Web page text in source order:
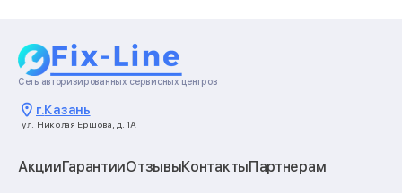
Сеть авторизированных сервисных центров
г.Казань
ул. Николая Ершова, д. 1А
АкцииГарантииОтзывыКонтактыПартнерам